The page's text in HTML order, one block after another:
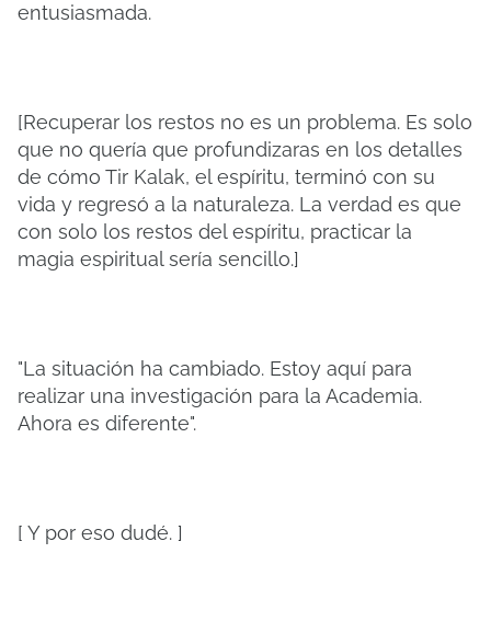
entusiasmada.
[Recuperar los restos no es un problema. Es solo
que no quería que profundizaras en los detalles
de cómo Tir Kalak, el espíritu, terminó con su
vida y regresó a la naturaleza. La verdad es que
con solo los restos del espíritu, practicar la
magia espiritual sería sencillo.]
"La situación ha cambiado. Estoy aquí para
realizar una investigación para la Academia.
Ahora es diferente".
[ Y por eso dudé. ]